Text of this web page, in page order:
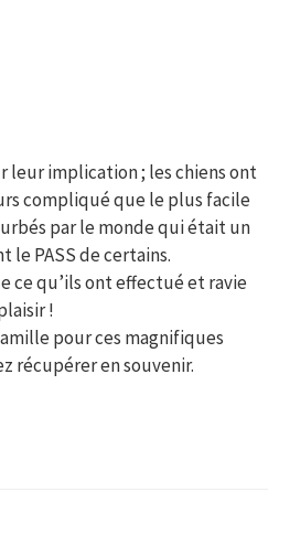
leur implication ; les chiens ont
compliqué que le plus facile
par le monde qui était un
le PASS de certains.
ce qu’ils ont effectué et ravie
!
pour ces magnifiques
récupérer en souvenir.